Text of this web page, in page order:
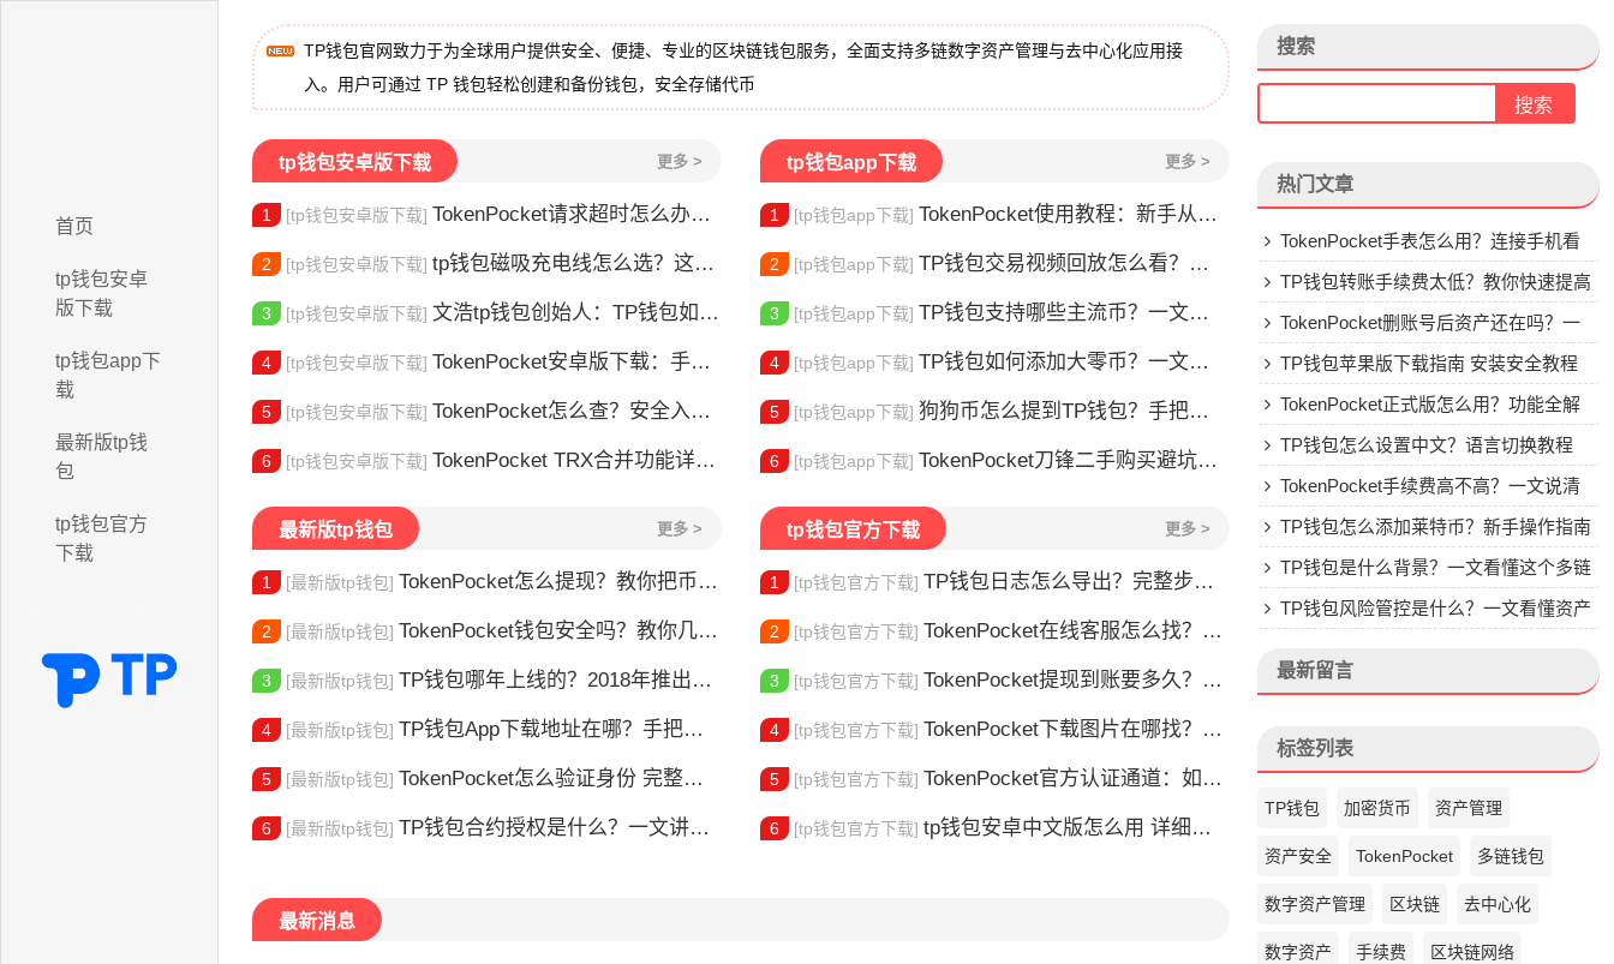
首页
tp钱包安卓
版下载
tp钱包app下
载
最新版tp钱
包
tp钱包官方
下载
TP钱包官网致力于为全球用户提供安全、便捷、专业的区块链钱包服务，全面支持多链数字资产管理与去中心化应用接
入。用户可通过 TP 钱包轻松创建和备份钱包，安全存储代币
tp钱包安卓版下载 更多 >
1 [tp钱包安卓版下载] TokenPocket请求超时怎么办？这几招帮你快速解决
2 [tp钱包安卓版下载] tp钱包磁吸充电线怎么选？这款真的好用
3 [tp钱包安卓版下载] 文浩tp钱包创始人：TP钱包如何改变数字资产管理
4 [tp钱包安卓版下载] TokenPocket安卓版下载：手机多链钱包安装使用指南
5 [tp钱包安卓版下载] TokenPocket怎么查？安全入口查询指南
6 [tp钱包安卓版下载] TokenPocket TRX合并功能详解：安全完成资产合并的完整指南
tp钱包app下载 更多 >
1 [tp钱包app下载] TokenPocket使用教程：新手从零学会钱包操作
2 [tp钱包app下载] TP钱包交易视频回放怎么看？一文教你轻松找回
3 [tp钱包app下载] TP钱包支持哪些主流币？一文看懂
4 [tp钱包app下载] TP钱包如何添加大零币？一文教你轻松操作
5 [tp钱包app下载] 狗狗币怎么提到TP钱包？手把手教你安全转入
6 [tp钱包app下载] TokenPocket刀锋二手购买避坑指南
最新版tp钱包 更多 >
1 [最新版tp钱包] TokenPocket怎么提现？教你把币安全换成现金
2 [最新版tp钱包] TokenPocket钱包安全吗？教你几招自查
3 [最新版tp钱包] TP钱包哪年上线的？2018年推出的多链钱包全解析
4 [最新版tp钱包] TP钱包App下载地址在哪？手把手教你安全下载
5 [最新版tp钱包] TokenPocket怎么验证身份 完整教程分享 手把手教你完成KYC认证流程
6 [最新版tp钱包] TP钱包合约授权是什么？一文讲清楚
tp钱包官方下载 更多 >
1 [tp钱包官方下载] TP钱包日志怎么导出？完整步骤教你轻松获取
2 [tp钱包官方下载] TokenPocket在线客服怎么找？人工客服快速接入攻略
3 [tp钱包官方下载] TokenPocket提现到账要多久？别把钱包当银行，看完这篇就懂了
4 [tp钱包官方下载] TokenPocket下载图片在哪找？官方渠道最靠谱
5 [tp钱包官方下载] TokenPocket官方认证通道：如何找到真正的官方渠道
6 [tp钱包官方下载] tp钱包安卓中文版怎么用 详细安装教程
最新消息
搜索
热门文章
TokenPocket手表怎么用？连接手机看
行情教程
TP钱包转账手续费太低？教你快速提高
Gas费
TokenPocket删账号后资产还在吗？一
文讲清楚
TP钱包苹果版下载指南 安装安全教程
TokenPocket正式版怎么用？功能全解
析与安全使用指南
TP钱包怎么设置中文？语言切换教程
TokenPocket手续费高不高？一文说清
楚TP钱包怎么添加莱特币？新手操作指南
TP钱包是什么背景？一文看懂这个多链
钱包的来头
TP钱包风险管控是什么？一文看懂资产
最新留言
标签列表
TP钱包 加密货币 资产管理
资产安全 TokenPocket 多链钱包
数字资产管理 区块链 去中心化
数字资产 手续费 区块链网络